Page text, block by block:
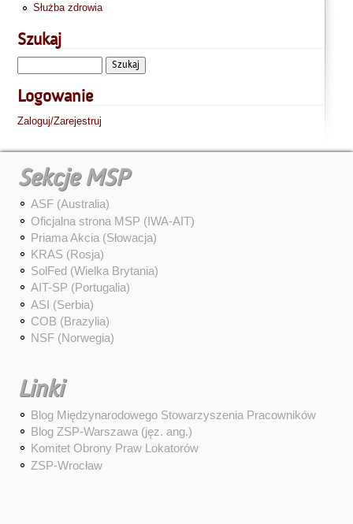
Służba zdrowia
Szukaj
Logowanie
Zaloguj/Zarejestruj
Sekcje MSP
ASF (Australia)
Oficjalna strona MSP (IWA-AIT)
Priama Akcia (Słowacja)
KRAS (Rosja)
SolFed (Wielka Brytania)
AIT-SP (Portugalia)
ASI (Serbia)
COB (Brazylia)
NSF (Norwegia)
Linki
Blog Międzynarodowego Stowarzyszenia Pracowników
Blog ZSP-Warszawa (jęz. ang.)
Komitet Obrony Praw Lokatorów
ZSP-Wrocław